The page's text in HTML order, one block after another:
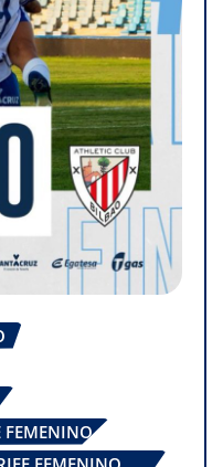
FEMENINO